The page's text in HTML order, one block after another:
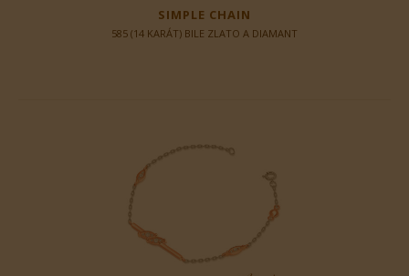
SIMPLE CHAIN
585 (14 KARÁT) BILE ZLATO A DIAMANT